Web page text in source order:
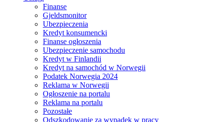
Finanse
Gjeldsmonitor
Ubezpieczenia
Kredyt konsumencki
Finanse ogłoszenia
Ubezpieczenie samochodu
Kredyt w Finlandii
Kredyt na samochód w Norwegii
Podatek Norwegia 2024
Reklama w Norwegii
Ogłoszenie na portalu
Reklama na portalu
Pozostałe
Odszkodowanie za wypadek w pracy